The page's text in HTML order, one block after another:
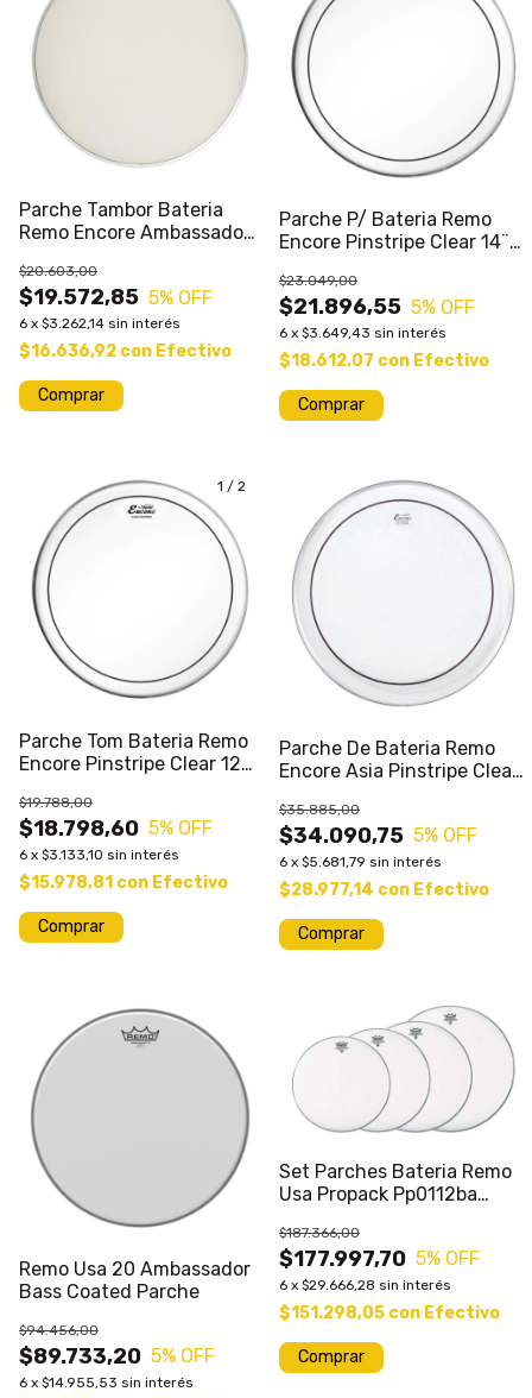
Parche Tambor Bateria
Remo Encore Ambassador
$19.572,85
$20.603,00
5% OFF
6 x $3.262,14 sin interés
$16.636,92 con Efectivo
Parche P/ Bateria Remo
Encore Pinstripe Clear 14¨
$21.896,55
$23.049,00
5% OFF
6 x $3.649,43 sin interés
$18.612,07 con Efectivo
1 / 2
Parche Tom Bateria Remo
Encore Pinstripe Clear 12
$18.798,60
$19.788,00
5% OFF
6 x $3.133,10 sin interés
$15.978,81 con Efectivo
Parche De Bateria Remo
Encore Asia Pinstripe Clear
$34.090,75
$35.885,00
5% OFF
6 x $5.681,79 sin interés
$28.977,14 con Efectivo
Remo Usa 20 Ambassador
Bass Coated Parche
$89.733,20
$94.456,00
5% OFF
6 x $14.955,53 sin interés
Set Parches Bateria Remo
Usa Propack Pp0112ba
$177.997,70
$187.366,00
5% OFF
6 x $29.666,28 sin interés
$151.298,05 con Efectivo